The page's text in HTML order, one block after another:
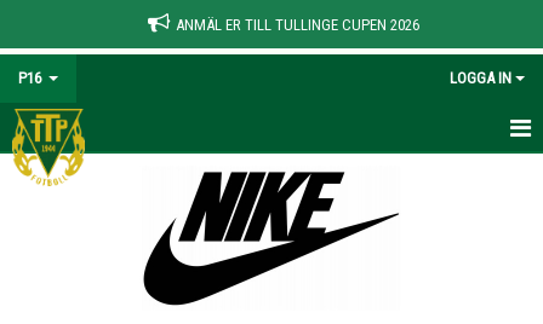
ANMÄL ER TILL TULLINGE CUPEN 2026
P16 LOGGA IN
HEM